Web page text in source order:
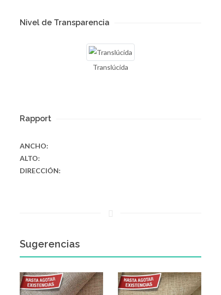
Nivel de Transparencia
Translúcida
Rapport
ANCHO:
ALTO:
DIRECCIÓN:
Sugerencias